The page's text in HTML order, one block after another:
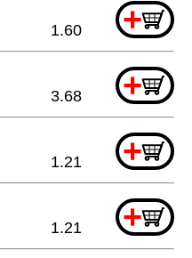
+
1.60
+
3.68
+
1.21
+
1.21